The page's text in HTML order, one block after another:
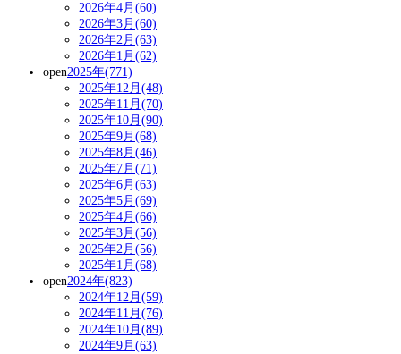
2026年4月(60)
2026年3月(60)
2026年2月(63)
2026年1月(62)
open2025年(771)
2025年12月(48)
2025年11月(70)
2025年10月(90)
2025年9月(68)
2025年8月(46)
2025年7月(71)
2025年6月(63)
2025年5月(69)
2025年4月(66)
2025年3月(56)
2025年2月(56)
2025年1月(68)
open2024年(823)
2024年12月(59)
2024年11月(76)
2024年10月(89)
2024年9月(63)